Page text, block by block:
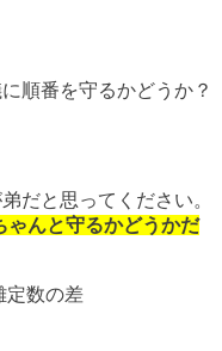
順番を守るかどうか？
だと思ってください。
ゃんと守るかどうかだ